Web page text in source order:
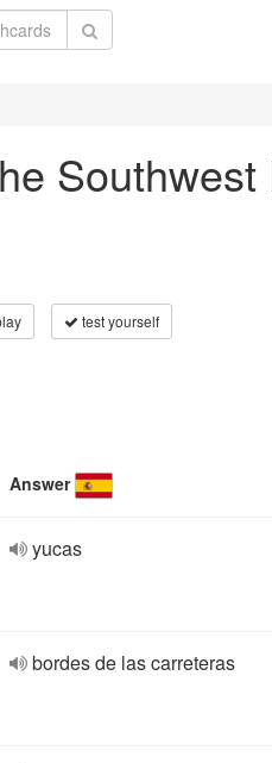
test yourself
Answer
yucas
bordes de las carreteras